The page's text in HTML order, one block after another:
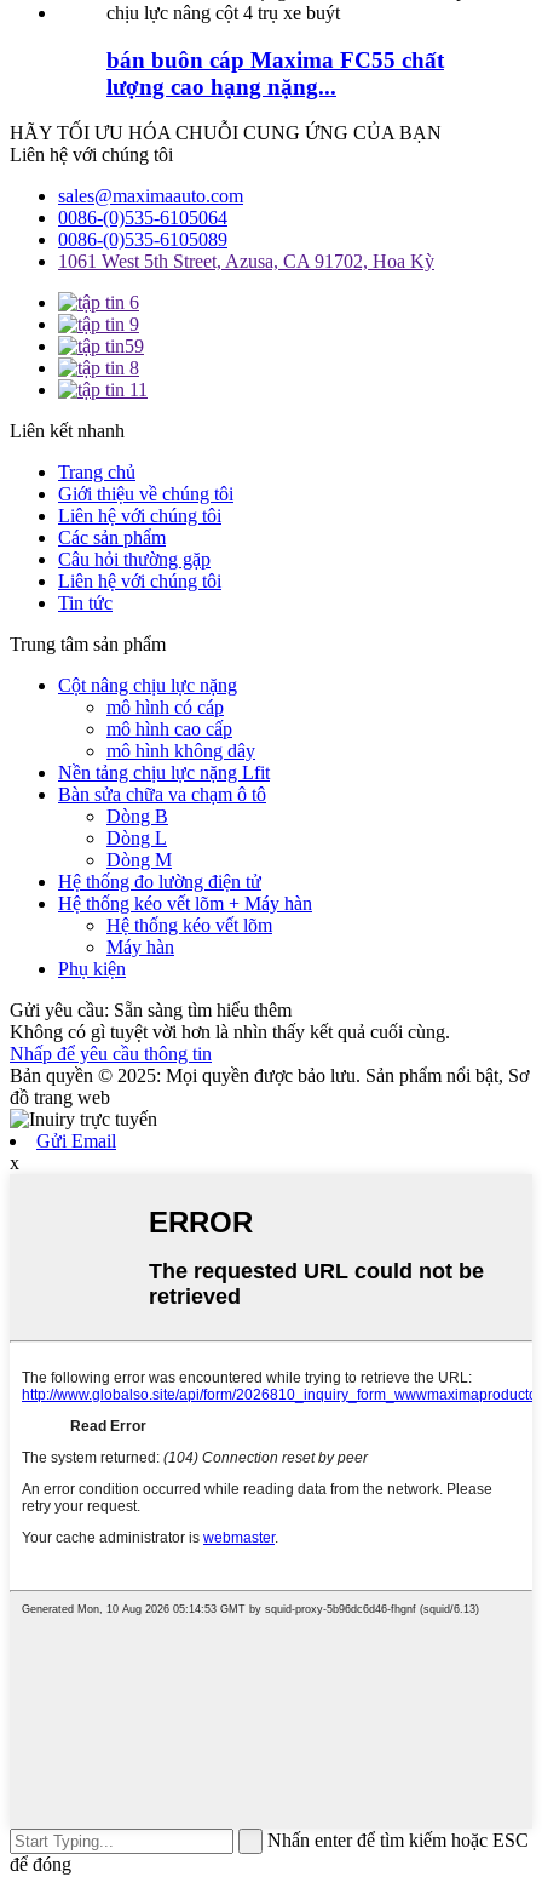
bán buôn cáp Maxima FC55 chất
lượng cao hạng nặng...
HÃY TỐI ƯU HÓA CHUỖI CUNG ỨNG CỦA BẠN
Liên hệ với chúng tôi
sales@maximaauto.com
0086-(0)535-6105064
0086-(0)535-6105089
1061 West 5th Street, Azusa, CA 91702, Hoa Kỳ
Liên kết nhanh
Trang chủ
Giới thiệu về chúng tôi
Liên hệ với chúng tôi
Các sản phẩm
Câu hỏi thường gặp
Liên hệ với chúng tôi
Tin tức
Trung tâm sản phẩm
Cột nâng chịu lực nặng
mô hình có cáp
mô hình cao cấp
mô hình không dây
Nền tảng chịu lực nặng Lfit
Bàn sửa chữa va chạm ô tô
Dòng B
Dòng L
Dòng M
Hệ thống đo lường điện tử
Hệ thống kéo vết lõm + Máy hàn
Hệ thống kéo vết lõm
Máy hàn
Phụ kiện
Gửi yêu cầu: Sẵn sàng tìm hiểu thêm
Không có gì tuyệt vời hơn là nhìn thấy kết quả cuối cùng.
Nhấp để yêu cầu thông tin
Bản quyền © 2025: Mọi quyền được bảo lưu. Sản phẩm nổi bật, Sơ
đồ trang web
Gửi Email
x
Nhấn enter để tìm kiếm hoặc ESC
để đóng